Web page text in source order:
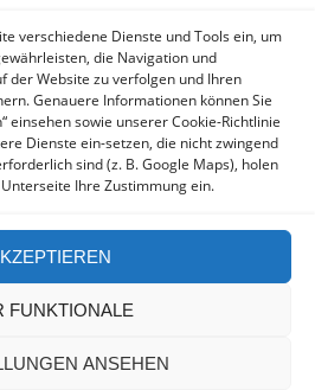
verschiedene Dienste und Tools ein, um
die Navigation und
der Website zu verfolgen und Ihren
Genauere Informationen können Sie
einsehen sowie unserer Cookie-Richtlinie
Dienste ein-setzen, die nicht zwingend
sind (z. B. Google Maps), holen
Ihre Zustimmung ein.
FUNKTIONALE
ANSEHEN